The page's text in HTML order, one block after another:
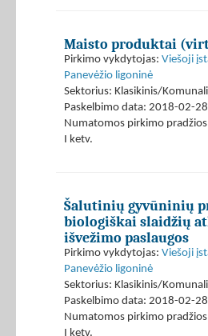
Maisto produktai
Pirkimo vykdytojas: Viešoji
Panevėžio ligoninė
Sektorius: Klasikinis/
Paskelbimo data: 2018-02-28
Numatomos pirkimo
I ketv.
Šalutinių gyvūninių
biologiškai slaidžių
išvežimo paslaugos
Pirkimo vykdytojas: Viešoji
Panevėžio ligoninė
Sektorius: Klasikinis/
Paskelbimo data: 2018-02-28
Numatomos pirkimo
I ketv.